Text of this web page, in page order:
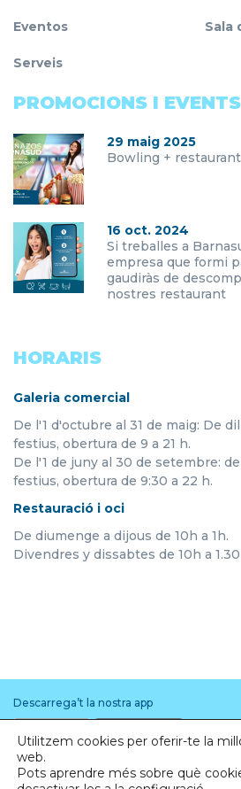
Eventos
Serveis
Sala
PROMOCIONS I EVENTS
29 maig 2025
Bowling +
16 oct. 2024
Si treballes a
empresa que formi
gaudiràs de
nostres restaurant
HORARIS
Galeria comercial
De l'1 d'octubre al 31 de maig: De
festius, obertura de 9 a 21 h.
De l'1 de juny al 30 de setembre:
festius, obertura de 9:30 a 22 h.
Restauració i oci
De diumenge a dijous de 10h a 1h.
Divendres y dissabtes de 10h a
Descarrega’t la nostra app
Utilitzem cookies per oferir-te la
web.
Pots aprendre més sobre què